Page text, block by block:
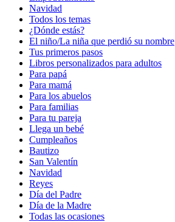
Navidad
Todos los temas
¿Dónde estás?
El niño/La niña que perdió su nombre
Tus primeros pasos
Libros personalizados para adultos
Para papá
Para mamá
Para los abuelos
Para familias
Para tu pareja
Llega un bebé
Cumpleaños
Bautizo
San Valentín
Navidad
Reyes
Día del Padre
Día de la Madre
Todas las ocasiones